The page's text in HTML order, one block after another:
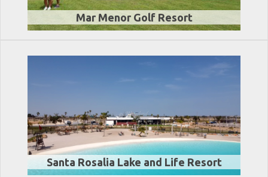
Mar Menor Golf Resort
Santa Rosalia Lake and Life Resort